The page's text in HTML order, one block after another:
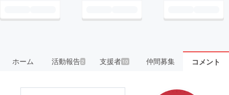
ホーム 活動報告2 支援者 10 仲間募集 コメント